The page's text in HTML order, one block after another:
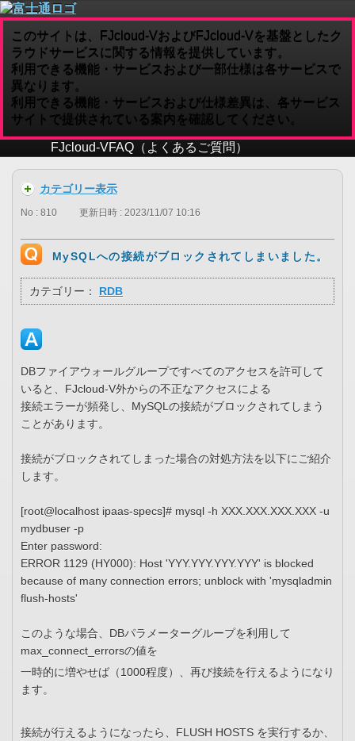
このサイトは、FJcloud-VおよびFJcloud-Vを基盤としたク
ラウドサービスに関する情報を提供しています。
利用できる機能・サービスおよび一部仕様は各サービスで
異なります。
利用できる機能・サービスおよび仕様差異は、各サービス
サイトで提供されている案内を確認してください。
FJcloud-VFAQ（よくあるご質問）
カテゴリー表示
No : 810 更新日時 : 2023/11/07 10:16
MySQLへの接続がブロックされてしまいました。
カテゴリー： RDB
DBファイアウォールグループですべてのアクセスを許可して
いると、FJcloud-V外からの不正なアクセスによる
接続エラーが頻発し、MySQLの接続がブロックされてしまう
ことがあります。
接続がブロックされてしまった場合の対処方法を以下にご紹介
します。
[root@localhost ipaas-specs]# mysql -h XXX.XXX.XXX.XXX -u
mydbuser -p
Enter password:
ERROR 1129 (HY000): Host 'YYY.YYY.YYY.YYY' is blocked
because of many connection errors; unblock with 'mysqladmin
flush-hosts'
このような場合、DBパラメーターグループを利用して
max_connect_errorsの値を
一時的に増やせば（1000程度）、再び接続を行えるようになり
ます。
接続が行えるようになったら、FLUSH HOSTS を実行するか、